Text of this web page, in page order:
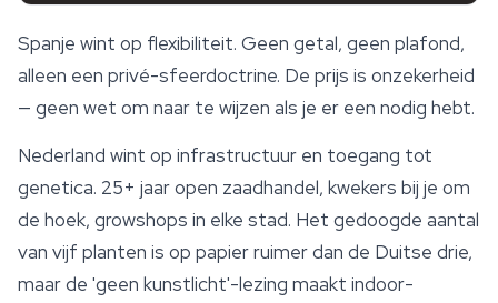
Spanje wint op flexibiliteit. Geen getal, geen plafond,
alleen een privé-sfeerdoctrine. De prijs is onzekerheid
— geen wet om naar te wijzen als je er een nodig hebt.
Nederland wint op infrastructuur en toegang tot
genetica. 25+ jaar open zaadhandel, kwekers bij je om
de hoek, growshops in elke stad. Het gedoogde aantal
van vijf planten is op papier ruimer dan de Duitse drie,
maar de 'geen kunstlicht'-lezing maakt indoor-